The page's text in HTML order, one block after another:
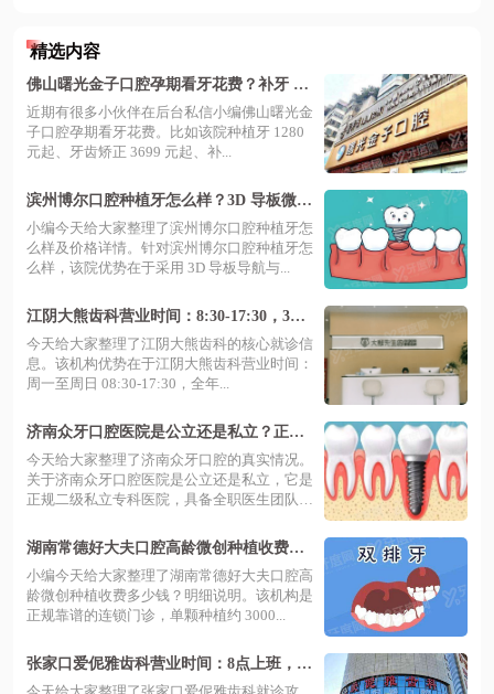
精选内容
佛山曙光金子口腔孕期看牙花费？补牙 76
元起，慢病治牙价位透明且安心
近期有很多小伙伴在后台私信小编佛山曙光金
子口腔孕期看牙花费。比如该院种植牙 1280
元起、牙齿矫正 3699 元起、补...
滨州博尔口腔种植牙怎么样？3D 导板微创
种牙当天用，价格透明千元起
小编今天给大家整理了滨州博尔口腔种植牙怎
么样及价格详情。针对滨州博尔口腔种植牙怎
么样，该院优势在于采用 3D 导板导航与...
江阴大熊齿科营业时间：8:30-17:30，3家
门店‌地址明确价格透明技术靠谱
今天给大家整理了江阴大熊齿科的核心就诊信
息。该机构优势在于江阴大熊齿科营业时间：
周一至周日 08:30-17:30，全年...
济南众牙口腔医院是公立还是私立？正规
二级专科，种牙矫正技术好，收费透明
今天给大家整理了济南众牙口腔的真实情况。
关于济南众牙口腔医院是公立还是私立，它是
正规二级私立专科医院，具备全职医生团队
湖南常德好大夫口腔高龄微创种植收费多
少钱？明细说明含导板技术与 MDT 评估
小编今天给大家整理了湖南常德好大夫口腔高
龄微创种植收费多少钱？明细说明。该机构是
正规靠谱的连锁门诊，单颗种植约 3000...
张家口爱伲雅齿科营业时间：8点上班，桥
东店‌/桥西店电话地址+价格表